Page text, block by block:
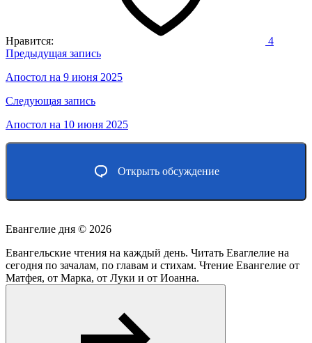
Нравится: 4
Навигация
по
записям
Предыдущая запись
Апостол на 9 июня 2025
Следующая запись
Апостол на 10 июня 2025
Открыть обсуждение
Евангелие дня © 2026
Евангельские чтения на каждый день. Читать Еваглелие на
сегодня по зачалам, по главам и стихам. Чтение Евангелие от
Матфея, от Марка, от Луки и от Иоанна.